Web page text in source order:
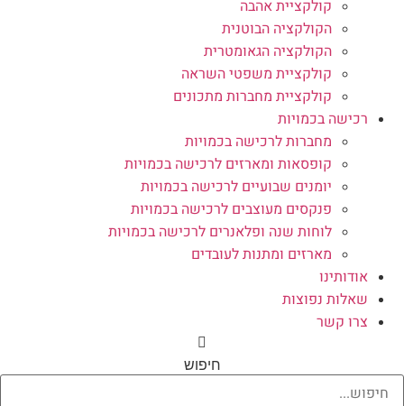
קולקציית אהבה
הקולקציה הבוטנית
הקולקציה הגאומטרית
קולקציית משפטי השראה
קולקציית מחברות מתכונים
רכישה בכמויות
מחברות לרכישה בכמויות
קופסאות ומארזים לרכישה בכמויות
יומנים שבועיים לרכישה בכמויות
פנקסים מעוצבים לרכישה בכמויות
לוחות שנה ופלאנרים לרכישה בכמויות
מארזים ומתנות לעובדים
אודותינו
שאלות נפוצות
צרו קשר
חיפוש